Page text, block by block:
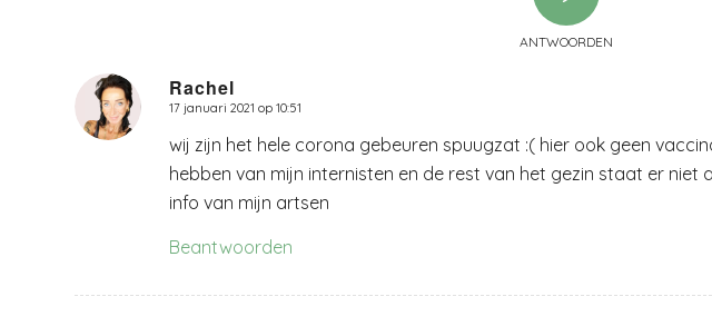
ANTWOORDEN
Rachel
zegt:
17 januari 2021 op 10:51
wij zijn het hele corona gebeuren spuugzat :( hier ook geen
hebben van mijn internisten en de rest van het gezin staat er niet
info van mijn artsen
Beantwoorden